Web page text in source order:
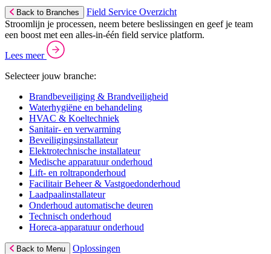
Back to Branches
Field Service Overzicht
Stroomlijn je processen, neem betere beslissingen en geef je team
een boost met een alles-in-één field service platform.
Lees meer
Selecteer jouw branche:
Brandbeveiliging & Brandveiligheid
Waterhygiëne en behandeling
HVAC & Koeltechniek
Sanitair- en verwarming
Beveiligingsinstallateur
Elektrotechnische installateur
Medische apparatuur onderhoud
Lift- en roltraponderhoud
Facilitair Beheer & Vastgoedonderhoud
Laadpaalinstallateur
Onderhoud automatische deuren
Technisch onderhoud
Horeca-apparatuur onderhoud
Back to Menu Oplossingen